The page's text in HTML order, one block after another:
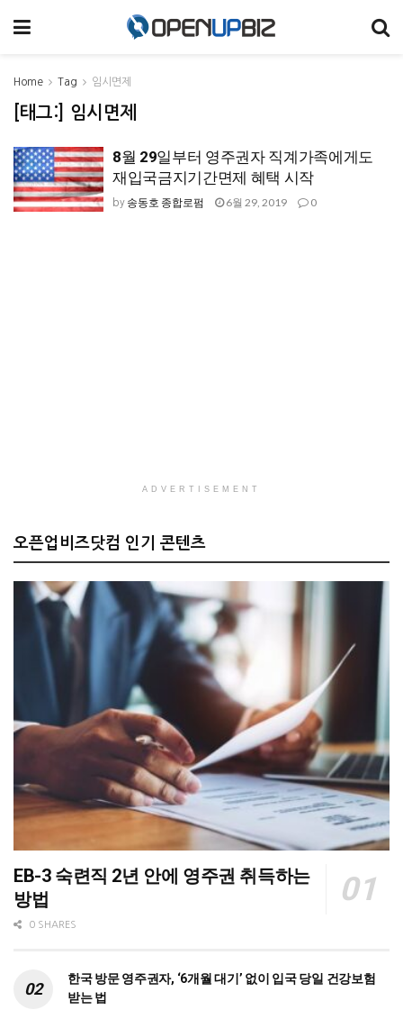
Home Tag 임시면제
[태그:] 임시면제
8월 29일부터 영주권자 직계가족에게도
재입국금지기간면제 혜택 시작
by 송동호 종합로펌 6월 29, 2019 0
ADVERTISEMENT
오픈업비즈닷컴 인기 콘텐츠
EB-3 숙련직 2년 안에 영주권 취득하는
방법
0 SHARES
한국 방문 영주권자, ‘6개월 대기’ 없이 입국 당일 건강보험
받는 법